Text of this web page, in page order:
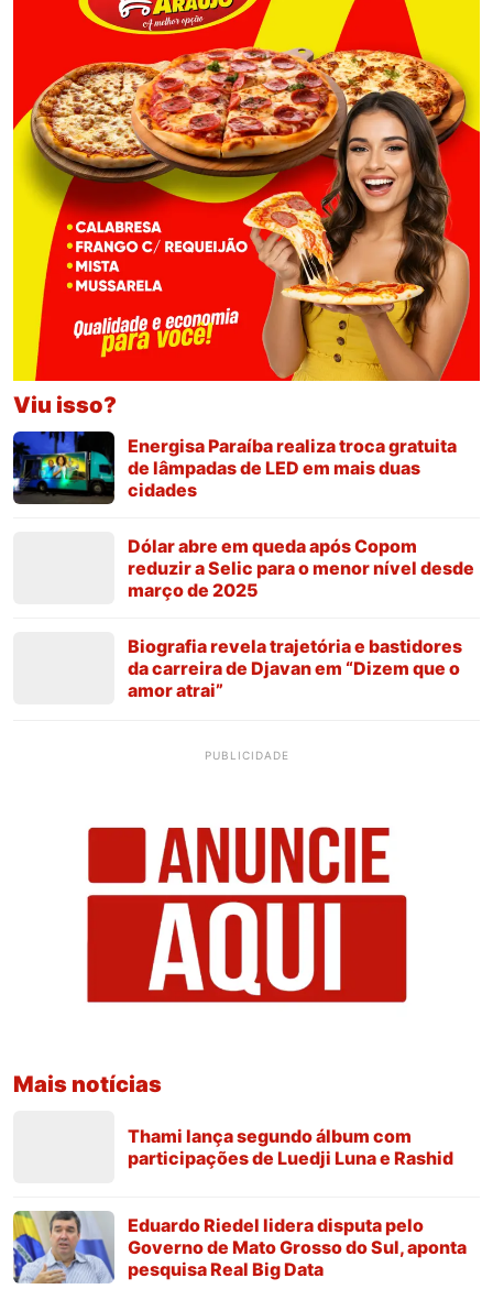
Viu isso?
Energisa Paraíba realiza troca gratuita
de lâmpadas de LED em mais duas
cidades
Dólar abre em queda após Copom
reduzir a Selic para o menor nível desde
março de 2025
Biografia revela trajetória e bastidores
da carreira de Djavan em “Dizem que o
amor atrai”
PUBLICIDADE
Mais notícias
Thami lança segundo álbum com
participações de Luedji Luna e Rashid
Eduardo Riedel lidera disputa pelo
Governo de Mato Grosso do Sul, aponta
pesquisa Real Big Data